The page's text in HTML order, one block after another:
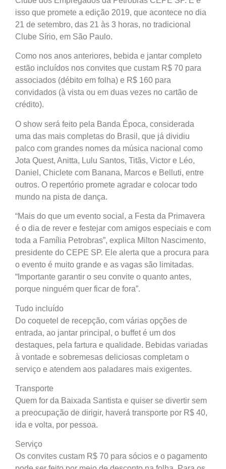
isso que promete a edição 2019, que acontece no dia
21 de setembro, das 21 às 3 horas, no tradicional
Clube Sírio, em São Paulo.
Como nos anos anteriores, bebida e jantar completo
estão incluídos nos convites que custam R$ 70 para
associados (débito em folha) e R$ 160 para
convidados (à vista ou em duas vezes no cartão de
crédito).
O show será feito pela Banda Época, considerada
uma das mais completas do Brasil, que já dividiu
palco com grandes nomes da música nacional como
Jota Quest, Anitta, Lulu Santos, Titãs, Victor e Léo,
Daniel, Chiclete com Banana, Marcos e Belluti, entre
outros. O repertório promete agradar e colocar todo
mundo na pista de dança.
“Mais do que um evento social, a Festa da Primavera
é o dia de rever e festejar com amigos especiais e com
toda a Família Petrobras”, explica Milton Nascimento,
presidente do CEPE SP. Ele alerta que a procura para
o evento é muito grande e as vagas são limitadas.
“Importante garantir o seu convite o quanto antes,
porque ninguém quer ficar de fora”.
Tudo incluído
Do coquetel de recepção, com várias opções de
entrada, ao jantar principal, o buffet é um dos
destaques, pela fartura e qualidade. Bebidas variadas
à vontade e sobremesas deliciosas completam o
serviço e atendem aos paladares mais exigentes.
Transporte
Quem for da Baixada Santista e quiser se divertir sem
a preocupação de dirigir, haverá transporte por R$ 40,
ida e volta, por pessoa.
Serviço
Os convites custam R$ 70 para sócios e o pagamento